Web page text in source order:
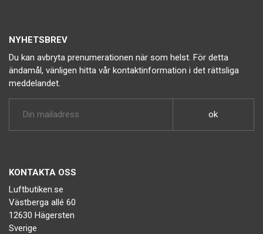
NYHETSBREV
Du kan avbryta prenumerationen när som helst. För detta
ändamål, vänligen hitta vår kontaktinformation i det rättsliga
meddelandet.
KONTAKTA OSS
Luftbutiken.se
Västberga allé 60
12630 Hägersten
Sverige